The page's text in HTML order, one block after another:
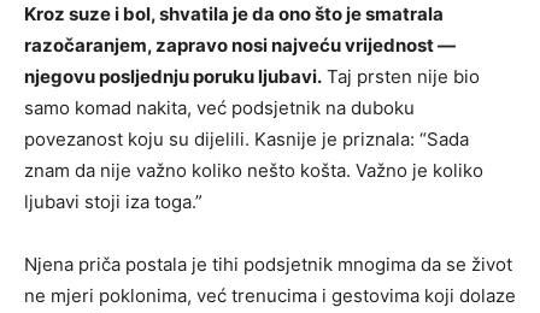
Kroz suze i bol, shvatila je da ono što je smatrala
razočaranjem, zapravo nosi najveću vrijednost —
njegovu posljednju poruku ljubavi. Taj prsten nije bio
samo komad nakita, već podsjetnik na duboku
povezanost koju su dijelili. Kasnije je priznala: “Sada
znam da nije važno koliko nešto košta. Važno je koliko
ljubavi stoji iza toga.”
Njena priča postala je tihi podsjetnik mnogima da se život
ne mjeri poklonima, već trenucima i gestovima koji dolaze